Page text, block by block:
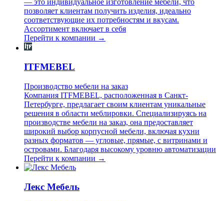
позволяет клиентам получить изделия, идеально
соответствующие их потребностям и вкусам.
Ассортимент включает в себя
Перейти к компании →
ITFMEBEL
Производство мебели на заказ
Компания ITFMEBEL, расположенная в Санкт-
Петербурге, предлагает своим клиентам уникальные
решения в области меблировки. Специализируясь на
производстве мебели на заказ, она предоставляет
широкий выбор корпусной мебели, включая кухни
разных форматов — угловые, прямые, с витринами и
островами. Благодаря высокому уровню автоматизации
Перейти к компании →
Лекс Мебель